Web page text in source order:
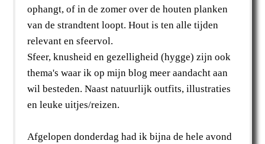
ophangt, of in de zomer over de houten planken
van de strandtent loopt. Hout is ten alle tijden
relevant en sfeervol.
Sfeer, knusheid en gezelligheid (hygge) zijn ook
thema's waar ik op mijn blog meer aandacht aan
wil besteden. Naast natuurlijk outfits, illustraties
en leuke uitjes/reizen.
Afgelopen donderdag had ik bijna de hele avond